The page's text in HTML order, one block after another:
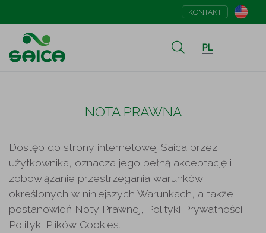
KONTAKT
PL
NOTA PRAWNA
Dostęp do strony internetowej Saica przez
użytkownika, oznacza jego pełną akceptację i
zobowiązanie przestrzegania warunków
określonych w niniejszych Warunkach, a także
postanowień Noty Prawnej, Polityki Prywatności i
Polityki Plików Cookies.